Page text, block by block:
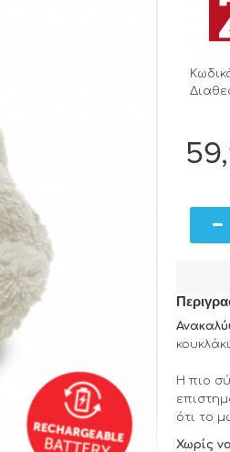
-
Η πιο
ότι το
Χωρίς